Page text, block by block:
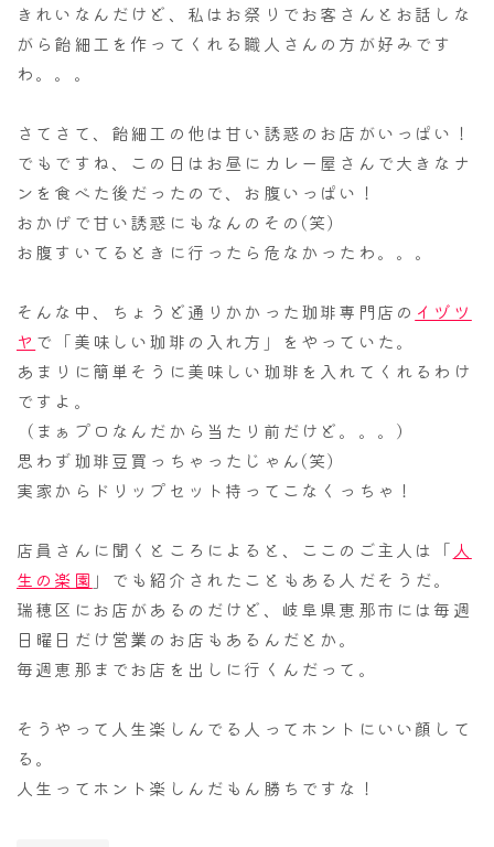
きれいなんだけど、私はお祭りでお客さんとお話しな
がら飴細工を作ってくれる職人さんの方が好みです
わ。。。
さてさて、飴細工の他は甘い誘惑のお店がいっぱい！
でもですね、この日はお昼にカレー屋さんで大きなナ
ンを食べた後だったので、お腹いっぱい！
おかげで甘い誘惑にもなんのその(笑)
お腹すいてるときに行ったら危なかったわ。。。
そんな中、ちょうど通りかかった珈琲専門店の イヅツ
ヤ で「美味しい珈琲の入れ方」をやっていた。
あまりに簡単そうに美味しい珈琲を入れてくれるわけ
ですよ。
（まぁプロなんだから当たり前だけど。。。）
思わず珈琲豆買っちゃったじゃん(笑)
実家からドリップセット持ってこなくっちゃ！
店員さんに聞くところによると、ここのご主人は「人
生の楽園 」でも紹介されたこともある人だそうだ。
瑞穂区にお店があるのだけど、岐阜県恵那市には毎週
日曜日だけ営業のお店もあるんだとか。
毎週恵那までお店を出しに行くんだって。
そうやって人生楽しんでる人ってホントにいい顔して
る。
人生ってホント楽しんだもん勝ちですな！